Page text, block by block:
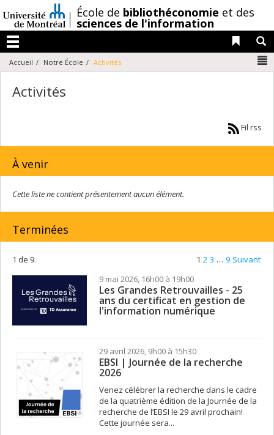
au
contenu
/École de bibliothéconomie et des
sciences de l'information
Menu
Liens
Accueil Notre École Activités
Activités
Fil rss
À venir
Cette liste ne contient présentement aucun élément.
Terminées
1 de 9. 1 2 3 … 9 Suivant
9 mai 2026, 16h00 à 19h00
Les Grandes Retrouvailles - 25
ans du certificat en gestion de
l'information numérique
29 avril 2026, 9h00 à 15h30
EBSI | Journée de la recherche
2026
Venez célébrer la recherche dans le cadre
de la quatrième édition de la Journée de la
recherche de l’EBSI le 29 avril prochain!
Cette journée sera...